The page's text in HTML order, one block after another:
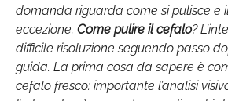
domanda riguarda come si pulisce e
eccezione. Come pulire il cefalo?
difficile risoluzione seguendo passo
guida. La prima cosa da sapere è
cefalo fresco: importante l’analisi